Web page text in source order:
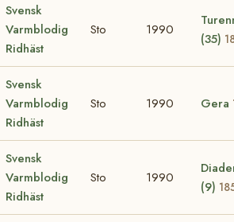
Svensk
Varmblodig
Ridhäst
Sto 1990
(35)
Svensk
Varmblodig
Ridhäst
Sto 1990 Gera
Svensk
Varmblodig
Ridhäst
Sto 1990
(9)